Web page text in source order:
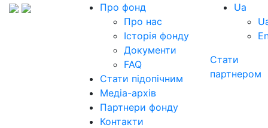
Про фонд
Про нас
Історія фонду
Документи
FAQ
Стати підопічним
Медіа-архів
Партнери фонду
Контакти
Ua
Стати
партнером